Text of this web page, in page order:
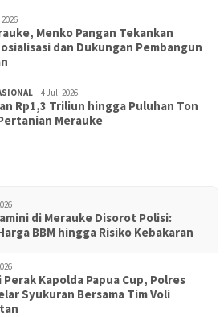
Menko Pangan Tekankan
dan Dukungan Pembangun
4 Juli 2026
Rp1,3 Triliun hingga Puluhan Ton
Merauke
di Merauke Disorot Polisi:
BBM hingga Risiko Kebakaran
Perak Kapolda Papua Cup, Polres
Syukuran Bersama Tim Voli